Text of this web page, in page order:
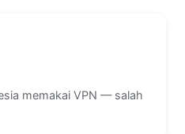
memakai VPN — salah